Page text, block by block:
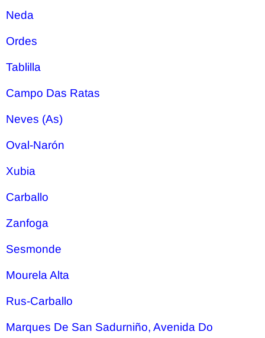
Neda
Ordes
Tablilla
Campo Das Ratas
Neves (As)
Oval-Narón
Xubia
Carballo
Zanfoga
Sesmonde
Mourela Alta
Rus-Carballo
Marques De San Sadurniño, Avenida Do